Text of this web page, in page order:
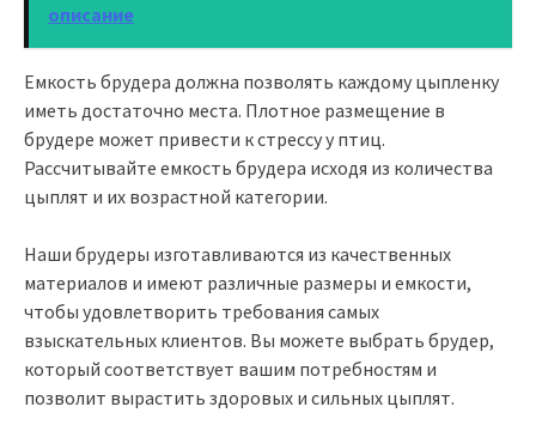
описание
Емкость брудера должна позволять каждому цыпленку
иметь достаточно места. Плотное размещение в
брудере может привести к стрессу у птиц.
Рассчитывайте емкость брудера исходя из количества
цыплят и их возрастной категории.
Наши брудеры изготавливаются из качественных
материалов и имеют различные размеры и емкости,
чтобы удовлетворить требования самых
взыскательных клиентов. Вы можете выбрать брудер,
который соответствует вашим потребностям и
позволит вырастить здоровых и сильных цыплят.